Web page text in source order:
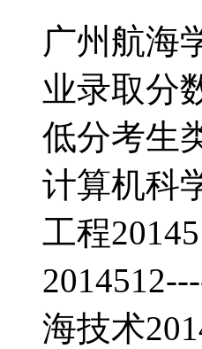
广州航海
业录取分
低分考生
计算机科
工程
海技术